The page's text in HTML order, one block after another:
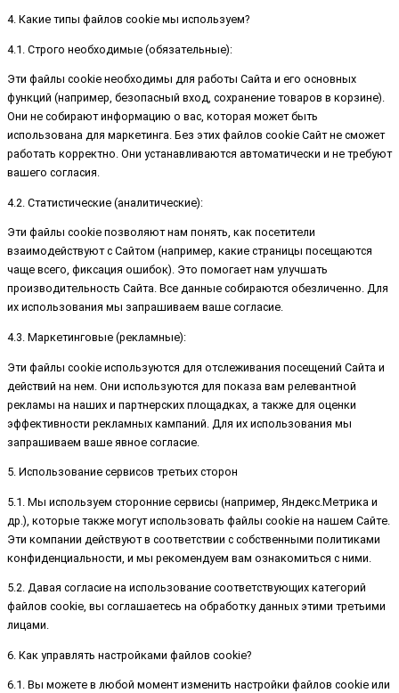
4. Какие типы файлов cookie мы используем?
4.1. Строго необходимые (обязательные):
Эти файлы cookie необходимы для работы Сайта и его основных
функций (например, безопасный вход, сохранение товаров в корзине).
Они не собирают информацию о вас, которая может быть
использована для маркетинга. Без этих файлов cookie Сайт не сможет
работать корректно. Они устанавливаются автоматически и не требуют
вашего согласия.
4.2. Статистические (аналитические):
Эти файлы cookie позволяют нам понять, как посетители
взаимодействуют с Сайтом (например, какие страницы посещаются
чаще всего, фиксация ошибок). Это помогает нам улучшать
производительность Сайта. Все данные собираются обезличенно. Для
их использования мы запрашиваем ваше согласие.
4.3. Маркетинговые (рекламные):
Эти файлы cookie используются для отслеживания посещений Сайта и
действий на нем. Они используются для показа вам релевантной
рекламы на наших и партнерских площадках, а также для оценки
эффективности рекламных кампаний. Для их использования мы
запрашиваем ваше явное согласие.
5. Использование сервисов третьих сторон
5.1. Мы используем сторонние сервисы (например, Яндекс.Метрика и
др.), которые также могут использовать файлы cookie на нашем Сайте.
Эти компании действуют в соответствии с собственными политиками
конфиденциальности, и мы рекомендуем вам ознакомиться с ними.
5.2. Давая согласие на использование соответствующих категорий
файлов cookie, вы соглашаетесь на обработку данных этими третьими
лицами.
6. Как управлять настройками файлов cookie?
6.1. Вы можете в любой момент изменить настройки файлов cookie или